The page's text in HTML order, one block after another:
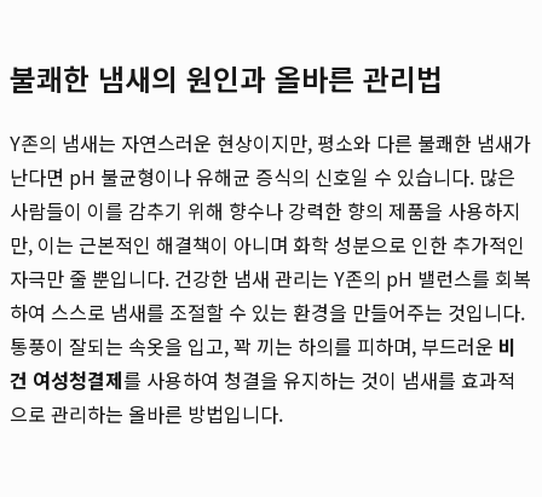
불쾌한 냄새의 원인과 올바른 관리법
Y존의 냄새는 자연스러운 현상이지만, 평소와 다른 불쾌한 냄새가
난다면 pH 불균형이나 유해균 증식의 신호일 수 있습니다. 많은
사람들이 이를 감추기 위해 향수나 강력한 향의 제품을 사용하지
만, 이는 근본적인 해결책이 아니며 화학 성분으로 인한 추가적인
자극만 줄 뿐입니다. 건강한 냄새 관리는 Y존의 pH 밸런스를 회복
하여 스스로 냄새를 조절할 수 있는 환경을 만들어주는 것입니다.
통풍이 잘되는 속옷을 입고, 꽉 끼는 하의를 피하며, 부드러운 비
건 여성청결제를 사용하여 청결을 유지하는 것이 냄새를 효과적
으로 관리하는 올바른 방법입니다.